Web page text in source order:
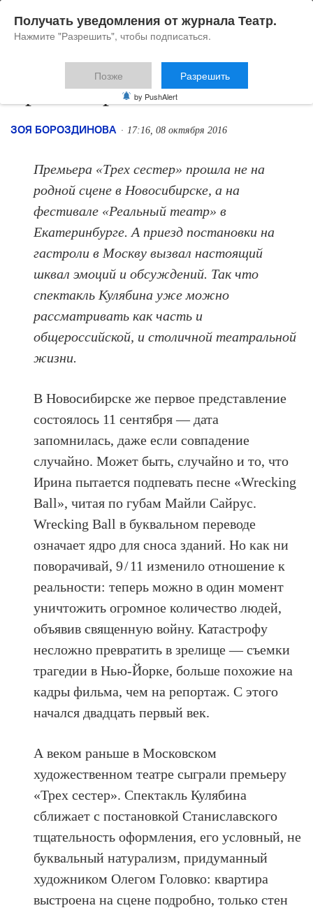
Три сестры Апокалипсиса
ЗОЯ БОРОЗДИНОВА 17:16, 08 октября 2016
Премьера «Трех сестер» прошла не на
родной сцене в Новосибирске, а на
фестивале «Реальный театр» в
Екатеринбурге. А приезд постановки на
гастроли в Москву вызвал настоящий
шквал эмоций и обсуждений. Так что
спектакль Кулябина уже можно
рассматривать как часть и
общероссийской, и столичной театральной
жизни.
В Новосибирске же первое представление
состоялось 11 сентября — дата
запомнилась, даже если совпадение
случайно. Может быть, случайно и то, что
Ирина пытается подпевать песне «Wrecking
Ball», читая по губам Майли Сайрус.
Wrecking Ball в буквальном переводе
означает ядро для сноса зданий. Но как ни
поворачивай, 9 / 11 изменило отношение к
реальности: теперь можно в один момент
уничтожить огромное количество людей,
объявив священную войну. Катастрофу
несложно превратить в зрелище — съемки
трагедии в Нью-Йорке, больше похожие на
кадры фильма, чем на репортаж. С этого
начался двадцать первый век.
А веком раньше в Московском
художественном театре сыграли премьеру
«Трех сестер». Спектакль Кулябина
сближает с постановкой Станиславского
тщательность оформления, его условный, не
буквальный натурализм, придуманный
художником Олегом Головко: квартира
выстроена на сцене подробно, только стен
Получать уведомления от журнала Театр.
Нажмите "Разрешить", чтобы подписаться.
Позже Разрешить
by PushAlert